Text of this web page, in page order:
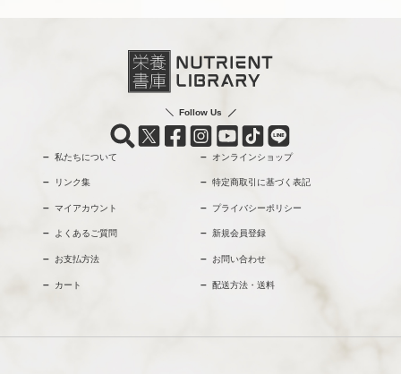
Follow Us
私たちについて オンラインショップ
リンク集 特定商取引に基づく表記
マイアカウント プライバシーポリシー
よくあるご質問 新規会員登録
お支払方法 お問い合わせ
カート 配送方法・送料